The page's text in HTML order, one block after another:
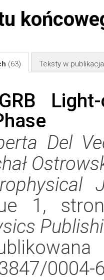
(63) Teksty w
Del
1,